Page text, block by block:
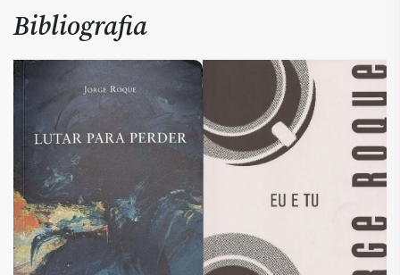
Bibliografia